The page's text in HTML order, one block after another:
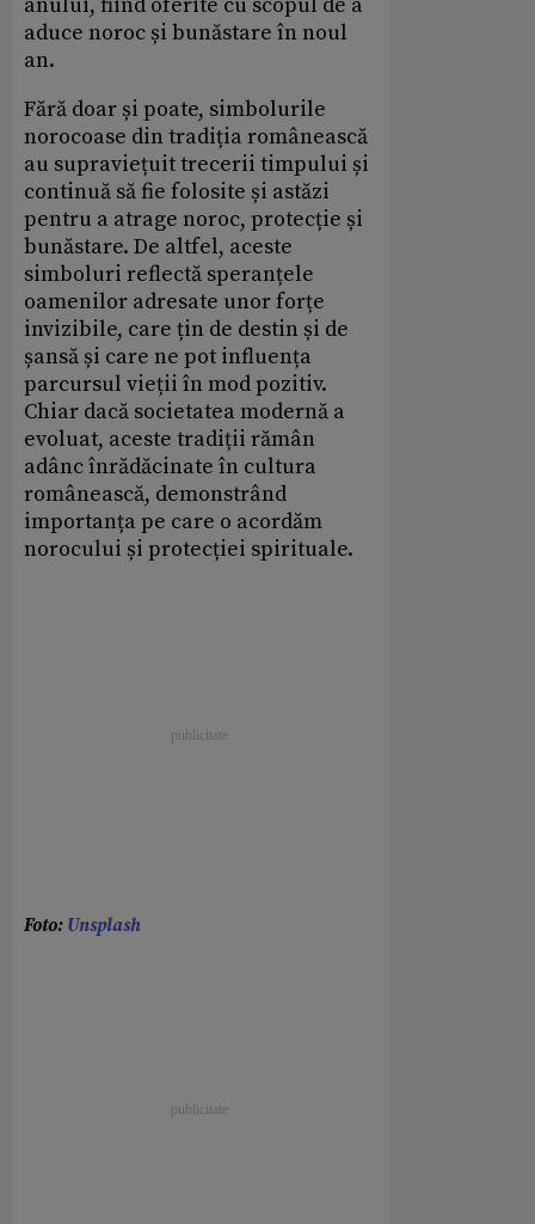
aduce noroc și bunăstare în noul
an.
Fără doar și poate, simbolurile
norocoase din tradiția românească
au supraviețuit trecerii timpului și
continuă să fie folosite și astăzi
pentru a atrage noroc, protecție și
bunăstare. De altfel, aceste
simboluri reflectă speranțele
oamenilor adresate unor forțe
invizibile, care țin de destin și de
șansă și care ne pot influența
parcursul vieții în mod pozitiv.
Chiar dacă societatea modernă a
evoluat, aceste tradiții rămân
adânc înrădăcinate în cultura
românească, demonstrând
importanța pe care o acordăm
norocului și protecției spirituale.
Foto: Unsplash